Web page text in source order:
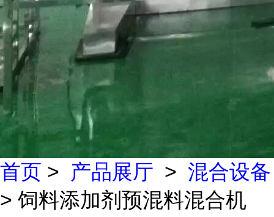
首页 > 产品展厅 > 混合设备
> 饲料添加剂预混料混合机